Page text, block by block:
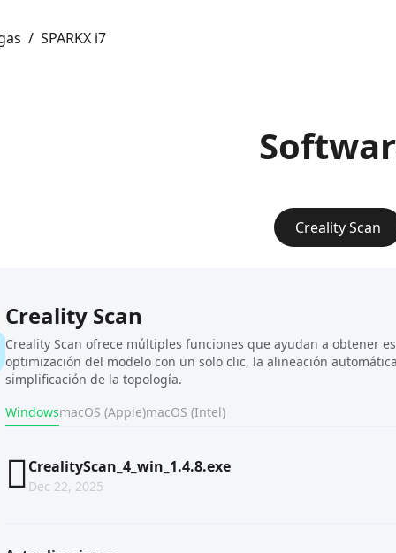
/ SPARKX i7
Creality Scan
Creality Scan
Creality Scan ofrece múltiples funciones que ayudan a obtener
optimización del modelo con un solo clic, la alineación
simplificación de la topología.
WindowsmacOS (Apple)macOS (Intel)
CrealityScan_4_win_1.4.8.exe
Dec 22, 2025